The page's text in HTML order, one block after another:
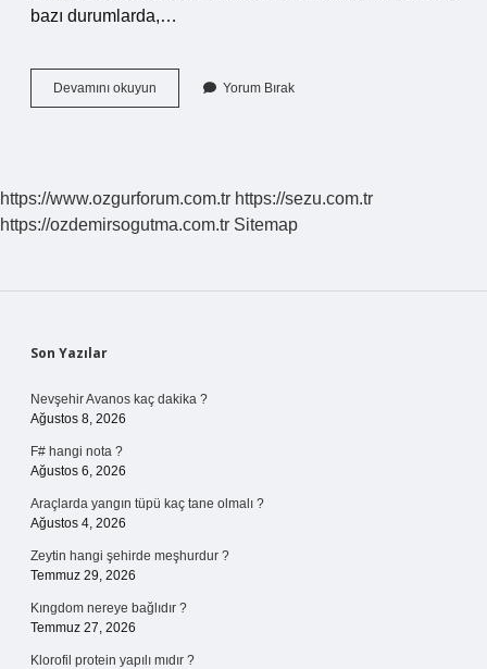
bazı durumlarda,…
Devamını okuyun
Gün
Mi
Yorum Bırak
https://www.ozgurforum.com.tr https://sezu.com.tr
https://ozdemirsogutma.com.tr Sitemap
Sidebar
Son Yazılar
Nevşehir Avanos kaç dakika ?
Ağustos 8, 2026
F# hangi nota ?
Ağustos 6, 2026
Araçlarda yangın tüpü kaç tane olmalı ?
Ağustos 4, 2026
Zeytin hangi şehirde meşhurdur ?
Temmuz 29, 2026
Kıngdom nereye bağlıdır ?
Temmuz 27, 2026
Klorofil protein yapılı mıdır ?